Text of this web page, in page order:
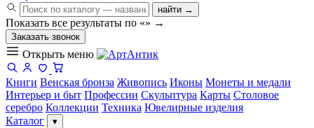
найти →
Показать все результаты по «» →
Заказать звонок
Открыть меню
Книги Венская бронза Живопись Иконы Монеты и медали
Интерьер и быт Профессии Скульптура Карты Столовое
серебро Коллекции Техника Ювелирные изделия
Каталог
▾